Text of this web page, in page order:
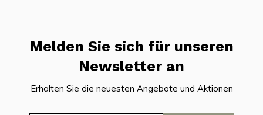
Melden Sie sich für unseren
Newsletter an
Erhalten Sie die neuesten Angebote und Aktionen